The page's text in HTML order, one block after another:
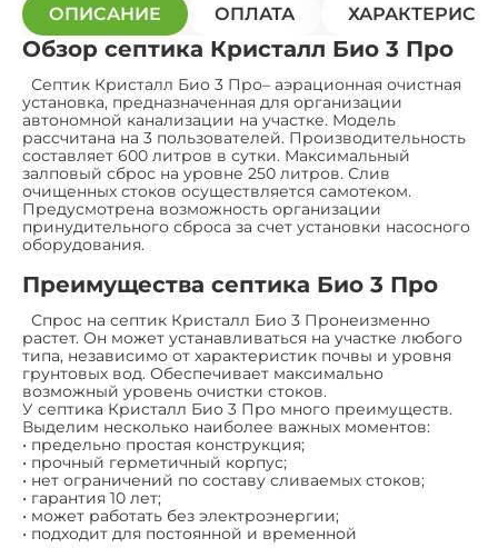
ОПИСАНИЕ ОПЛАТА
Обзор септика Кристалл Био 3 Про
Септик Кристалл Био 3 Про– аэрационная очистная
установка, предназначенная для организации
автономной канализации на участке. Модель
рассчитана на 3 пользователей. Производительность
составляет 600 литров в сутки. Максимальный
залповый сброс на уровне 250 литров. Слив
очищенных стоков осуществляется самотеком.
Предусмотрена возможность организации
принудительного сброса за счет установки насосного
оборудования.
Преимущества септика Био 3 Про
Спрос на септик Кристалл Био 3 Пронеизменно
растет. Он может устанавливаться на участке любого
типа, независимо от характеристик почвы и уровня
грунтовых вод. Обеспечивает максимально
возможный уровень очистки стоков.
У септика Кристалл Био 3 Про много преимуществ.
Выделим несколько наиболее важных моментов:
• предельно простая конструкция;
• прочный герметичный корпус;
• нет ограничений по составу сливаемых стоков;
• гарантия 10 лет;
• может работать без электроэнергии;
• подходит для постоянной и временной